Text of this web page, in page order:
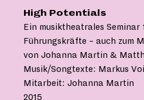
High Potentials
Ein musiktheatrales
Führungskräfte – auch zum
von Johanna Martin &
Musik/Songtexte: Markus
Mitarbeit: Johanna Martin
2015